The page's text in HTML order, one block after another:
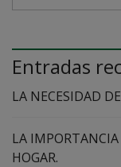
Entradas
LA NECESIDAD
LA
HOGAR.